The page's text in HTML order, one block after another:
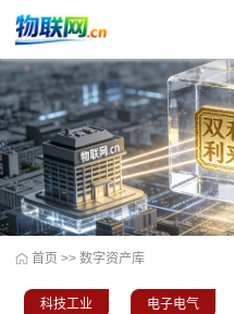
首页 >> 数字资产库
科技工业 电子电气